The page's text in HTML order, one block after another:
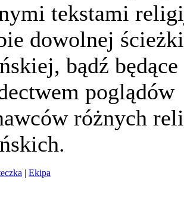
tekstami
dowolnej ścieżki
bądź będące
poglądów
różnych
| Ekipa